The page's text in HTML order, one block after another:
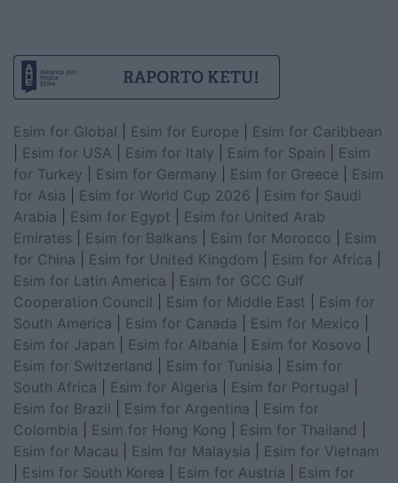
Esim for Global Esim for Europe
Esim for Caribbean
Esim for USA Esim for Italy Esim for Spain
Esim
for Turkey
Esim for Germany Esim for Greece
Esim
for Asia
Esim for World Cup 2026
Esim for Saudi
Arabia
Esim for Egypt
Esim for United Arab
Emirates
Esim for Balkans Esim for Morocco
Esim
for China
Esim for United Kingdom Esim for Africa
Esim for Latin America
Esim for GCC Gulf
Cooperation Council
Esim for Middle East
Esim for
South America
Esim for Canada Esim for Mexico
Esim for Japan
Esim for Albania Esim for Kosovo
Esim for Switzerland
Esim for Tunisia
Esim for
South Africa
Esim for Algeria Esim for Portugal
Esim for Brazil
Esim for Argentina
Esim for
Colombia
Esim for Hong Kong Esim for Thailand
Esim for Macau
Esim for Malaysia
Esim for Vietnam
Esim for South Korea Esim for Austria
Esim for